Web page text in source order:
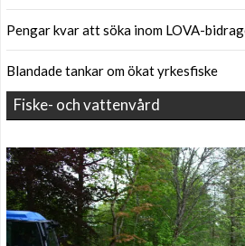
Pengar kvar att söka inom LOVA-
Blandade tankar om ökat yrkesfiske
Fiske- och vattenvård